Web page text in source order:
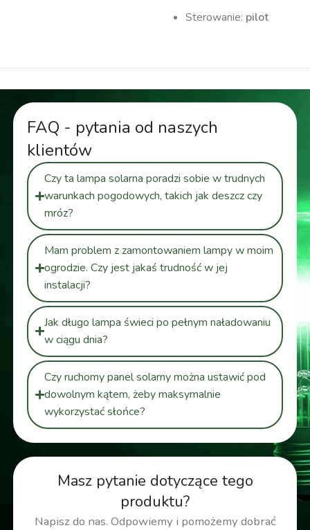
Sterowanie: pilot
Masz pytanie dotyczące tego
produktu?
Napisz do nas. Odpowiemy i pomożemy dobrać
FAQ - pytania od naszych
klientów
Czy ta lampa solarna poradzi sobie w trudnych
warunkach pogodowych, takich jak deszcz czy
mróz?
Mam problem z zamontowaniem lampy w moim
ogrodzie. Czy jest jakaś trudność w jej
instalacji?
Jak długo lampa świeci po pełnym naładowaniu
w ciągu dnia?
Czy ruchomy panel solarny można ustawić pod
dowolnym kątem, żeby maksymalnie
wykorzystać słońce?